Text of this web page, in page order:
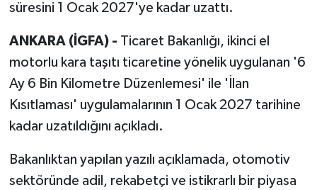
süresini 1 Ocak 2027'ye kadar uzattı.
ANKARA (İGFA) - Ticaret Bakanlığı, ikinci el
motorlu kara taşıtı ticaretine yönelik uygulanan '6
Ay 6 Bin Kilometre Düzenlemesi' ile 'İlan
Kısıtlaması' uygulamalarının 1 Ocak 2027 tarihine
kadar uzatıldığını açıkladı.
Bakanlıktan yapılan yazılı açıklamada, otomotiv
sektöründe adil, rekabetçi ve istikrarlı bir piyasa